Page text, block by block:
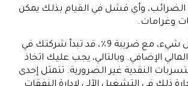
الضرائب، وأي فشل في القيام بذلك يمكن
وغرامات.
ولكن هذا ليس كل شيء، مع ضريبة 9٪، قد تبدأ شركتك في
الإضافي. وبالتالي، يجب عليك اتخاذ
النقدية غير الضرورية. تتمثل إحدى